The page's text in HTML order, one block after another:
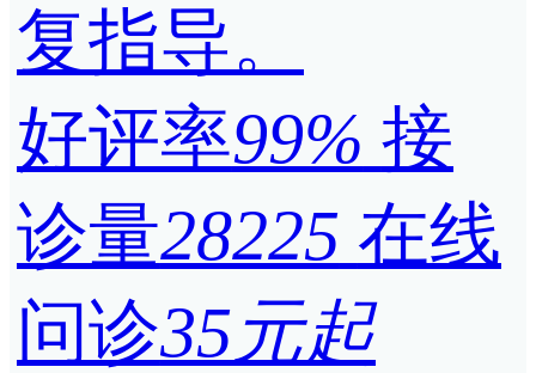
复指导。
好评率99% 接
诊量28225 在线
问诊35元起